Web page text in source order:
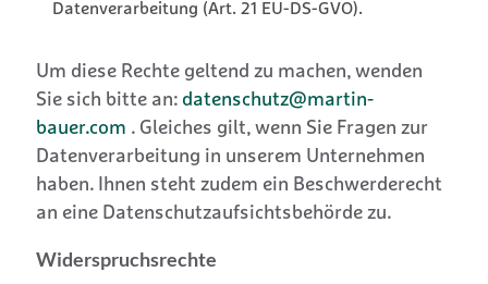
Datenverarbeitung (Art. 21 EU-DS-GVO).
Um diese Rechte geltend zu machen, wenden
Sie sich bitte an: datenschutz@martin-
bauer.com . Gleiches gilt, wenn Sie Fragen zur
Datenverarbeitung in unserem Unternehmen
haben. Ihnen steht zudem ein Beschwerderecht
an eine Datenschutzaufsichtsbehörde zu.
Widerspruchsrechte